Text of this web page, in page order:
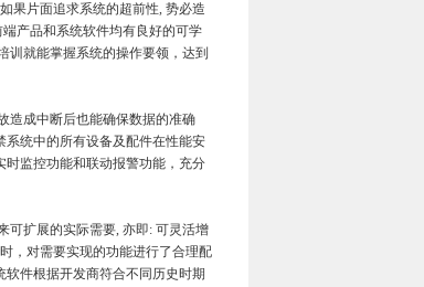
果片面追求系统的超前性, 势必造
产品和系统软件均有良好的可学
训就能掌握系统的操作要领，达到
造成中断后也能确保数据的准确
统中的所有设备及配件在性能安
时监控功能和联动报警功能，充分
扩展的实际需要, 亦即: 可灵活增
，对需要实现的功能进行了合理配
件根据开发商符合不同历史时期